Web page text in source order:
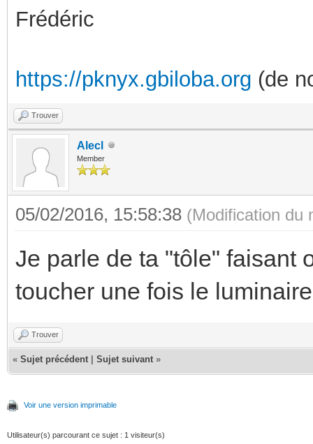
Frédéric
https://pknyx.gbiloba.org (de
Trouver
Alecl
Member
05/02/2016, 15:58:38 (Modification du
Je parle de ta "tôle" faisant
toucher une fois le
Trouver
« Sujet précédent Sujet suivant »
Voir une version imprimable
Utilisateur(s) parcourant ce sujet : 1 visiteur(s)